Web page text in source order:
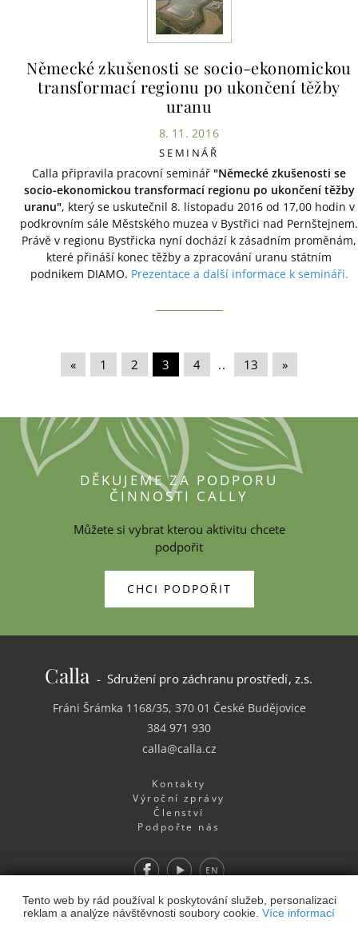
Tento web by rád používal k poskytování služeb, personalizaci
reklam a analýze návštěvnosti soubory cookie. Více informací
Německé zkušenosti se socio-ekonomickou
transformací regionu po ukončení těžby
uranu
8. 11. 2016
SEMINÁŘ
Calla připravila pracovní seminář "Německé zkušenosti se
socio-ekonomickou transformací regionu po ukončení těžby
uranu", který se uskutečnil 8. listopadu 2016 od 17,00 hodin v
podkrovním sále Městského muzea v Bystřici nad Pernštejnem.
Právě v regionu Bystřicka nyní dochází k zásadním proměnám,
které přináší konec těžby a zpracování uranu státním
podnikem DIAMO. Prezentace a další informace k semináři.
« 1 2 3 4 .. 13 »
DĚKUJEME ZA PODPORU
ČINNOSTI CALLY
Můžete si vybrat kterou aktivitu chcete
podpořit
CHCI PODPOŘIT
Calla- Sdružení pro záchranu prostředí, z.s.
Fráni Šrámka 1168/35, 370 01 České Budějovice
384 971 930
calla@calla.cz
Kontakty
Výroční zprávy
Členství
Podpořte nás
FacebookYoutube EN
Webdesign& Webhosting&publikační systém Toolkit-
Studio